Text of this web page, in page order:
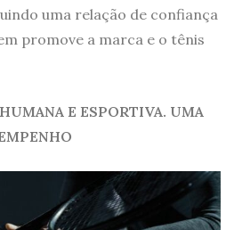
uma relação de confiança
promove a marca e o tênis
E ESPORTIVA. UMA